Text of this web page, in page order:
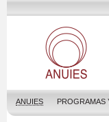
ANUIES PROGRAMAS